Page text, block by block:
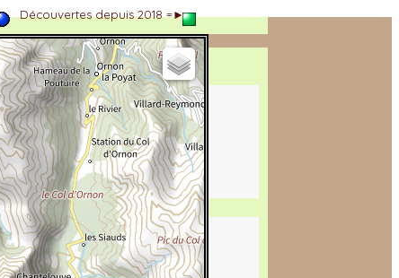
Découvertes depuis 2018 =►